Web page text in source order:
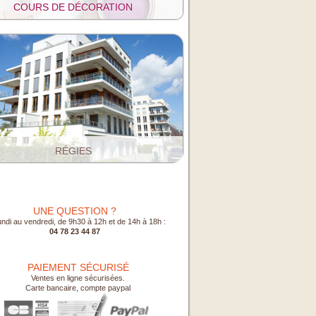
COURS DE DÉCORATION
RÉGIES
UNE QUESTION ?
au vendredi, de 9h30 à 12h et de 14h à 18h :
04 78 23 44 87
PAIEMENT SÉCURISÉ
Ventes en ligne sécurisées.
Carte bancaire, compte paypal